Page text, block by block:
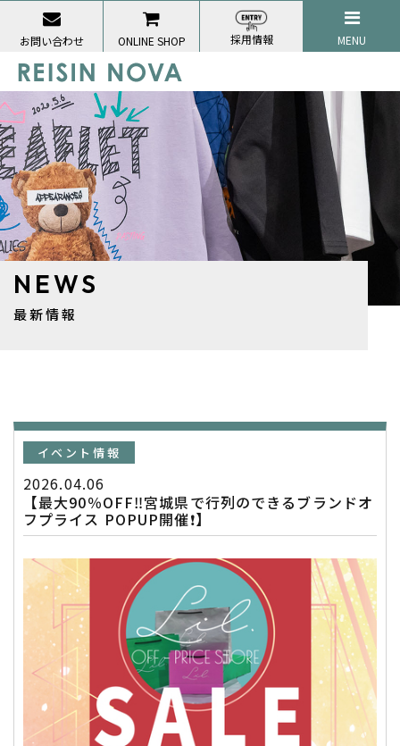
NEWS
最新情報
イベント情報
2026.04.06
【最大90％OFF‼️宮城県で行列のできるブランドオ
フプライス POPUP開催❗️】
お問い合わせ ONLINE SHOP 採用情報 MENU